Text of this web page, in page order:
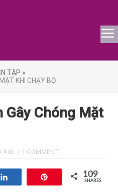
TẬP »
KHI CHẠY BỘ
Gây Chóng Mặt
Anh / 1 COMMENT
109
SHARES